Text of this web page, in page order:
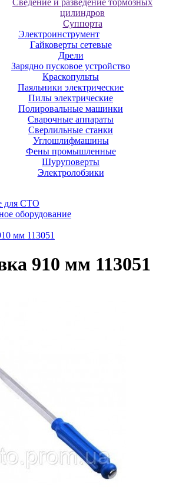
Сведение и разведение тормозных
цилиндров
Суппорта
Электроинструмент
Гайковерты сетевые
Дрели
Зарядно пусковое устройство
Краскопульты
Паяльники электрические
Пилы электрические
Полировальные машинки
Сварочные аппараты
Сверлильные станки
Углошлифмашины
Фены промышленные
Шуруповерты
Электролобзики
для CTO
оборудование
мм 113051
910 мм 113051